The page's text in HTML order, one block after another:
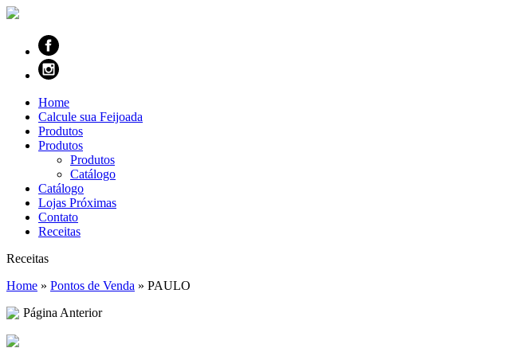
Home
Calcule sua Feijoada
Produtos
Produtos
Produtos
Catálogo
Catálogo
Lojas Próximas
Contato
Receitas
Receitas
Home » Pontos de Venda » PAULO
Página Anterior